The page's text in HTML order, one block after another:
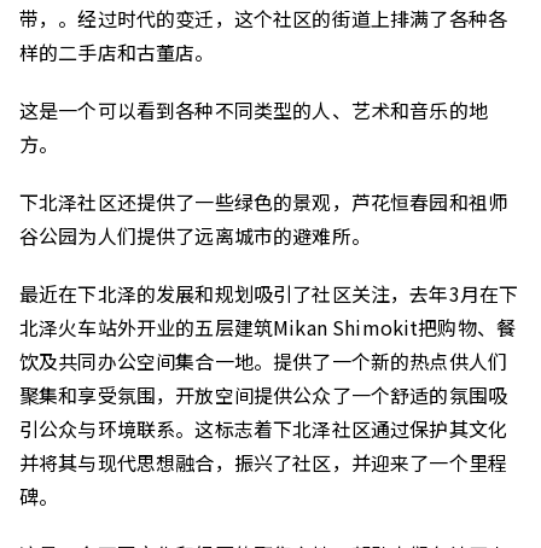
带，。经过时代的变迁，这个社区的街道上排满了各种各
样的二手店和古董店。
这是一个可以看到各种不同类型的人、艺术和音乐的地
方。
下北泽社区还提供了一些绿色的景观，芦花恒春园和祖师
谷公园为人们提供了远离城市的避难所。
最近在下北泽的发展和规划吸引了社区关注，去年3月在下
北泽火车站外开业的五层建筑Mikan Shimokit把购物、餐
饮及共同办公空间集合一地。提供了一个新的热点供人们
聚集和享受氛围，开放空间提供公众了一个舒适的氛围吸
引公众与环境联系。这标志着下北泽社区通过保护其文化
并将其与现代思想融合，振兴了社区，并迎来了一个里程
碑。